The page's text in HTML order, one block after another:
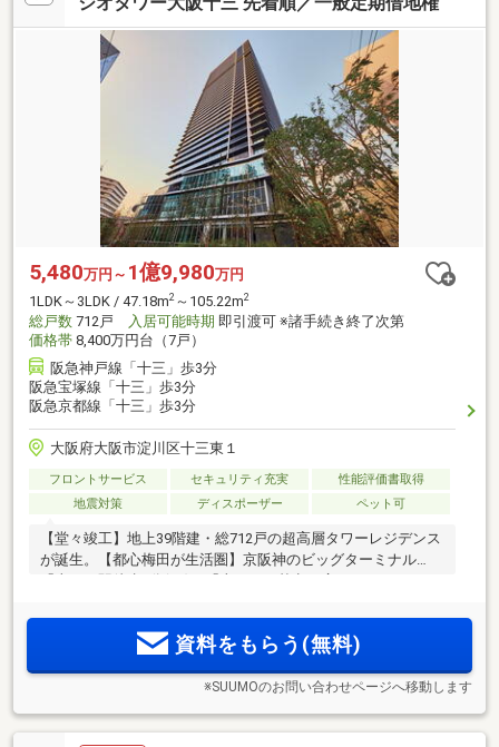
5,480万円～ 1億9,980万円
1LDK～3LDK / 47.18m2 ～105.22m2
総戸数 712戸 入居可能時期 即引渡可 ※諸手続き終了次第
価格帯 8,400万円台（7戸）
阪急神戸線「十三」歩3分
阪急宝塚線「十三」歩3分
阪急京都線「十三」歩3分
大阪府大阪市淀川区十三東１
フロントサービス セキュリティ充実
性能評価書取得
地震対策
ディスポーザー ペット可
【堂々竣工】地上39階建・総712戸の超高層タワーレジデンス
が誕生。【都心梅田が生活圏】京阪神のビッグターミナル
可能／諸手続き完了次第】【棟内モデルルームオープン(※6)】
資料をもらう(無料)
※SUUMOのお問い合わせページへ移動します